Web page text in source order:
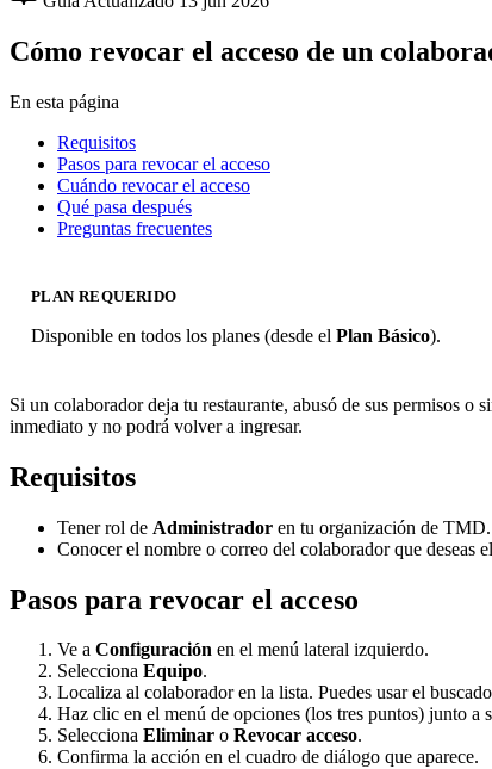
Cómo revocar el acceso de un
En esta página
Requisitos
Pasos para revocar el acceso
Cuándo revocar el acceso
Qué pasa después
Preguntas frecuentes
PLAN REQUERIDO
Disponible en todos los planes (desde el Plan Básico).
Si un colaborador deja tu restaurante, abusó de sus permisos o
inmediato y no podrá volver a ingresar.
Requisitos
Tener rol de Administrador en tu organización de TMD.
Conocer el nombre o correo del colaborador que deseas
Pasos para revocar el acceso
Ve a Configuración en el menú lateral izquierdo.
Selecciona Equipo.
Localiza al colaborador en la lista. Puedes usar el
Haz clic en el menú de opciones (los tres puntos) junto a
Selecciona Eliminar o Revocar acceso.
Confirma la acción en el cuadro de diálogo que aparece.